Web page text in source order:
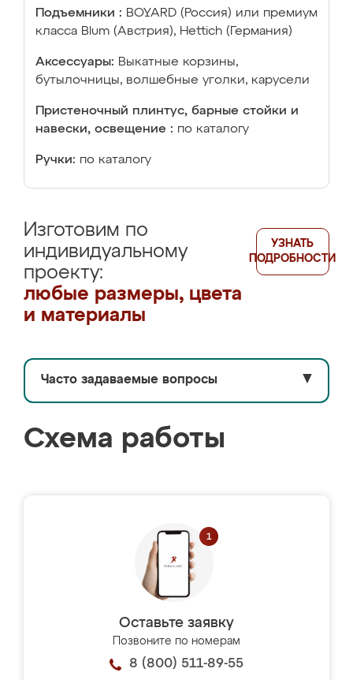
Подъемники : BOYARD (Россия) или премиум
класса Blum (Австрия), Hettich (Германия)
Аксессуары: Выкатные корзины,
бутылочницы, волшебные уголки, карусели
Пристеночный плинтус, барные стойки и
навески, освещение : по каталогу
Ручки: по каталогу
Изготовим по
индивидуальному
проекту:
любые размеры, цвета
и материалы
УЗНАТЬ
ПОДРОБНОСТИ
Часто задаваемые вопросы ▼
Схема работы
Оставьте заявку
Позвоните по номерам
8 (800) 511-89-55